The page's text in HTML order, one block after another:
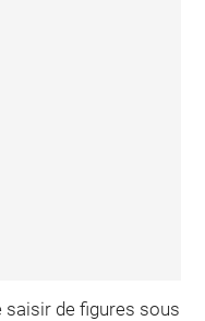
saisir de figures sous